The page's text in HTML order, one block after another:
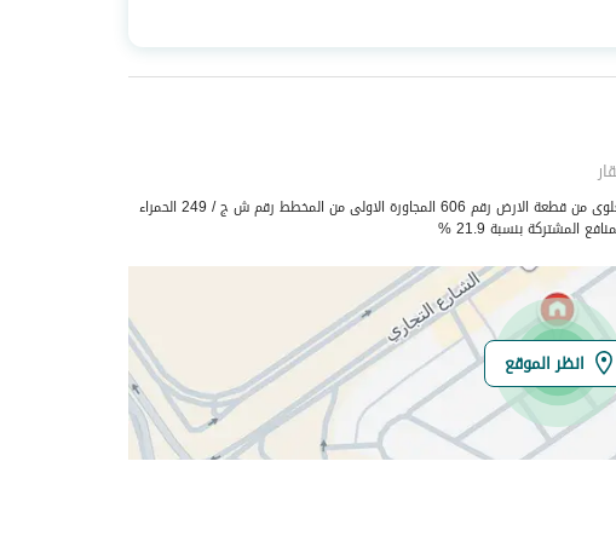
عدد الغرف
5
صرف صحي نعم
هل يوجد اي التزام
على العقار ؟
لايوجد
مطابقة لكود البناء -
الشقة رقم 1 / ح1 في الملحق العلوى من قطعة الارض رقم 606 المجاورة الاولى من المخطط رقم ش ج / 249 الحمراء
انظر الموقع